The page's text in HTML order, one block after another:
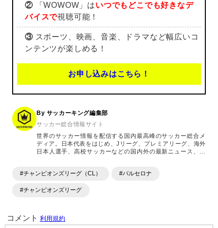
②「WOWOW」はいつでもどこでも好きなデ
バイスで視聴可能！
③スポーツ、映画、音楽、ドラマなど幅広いコ
ンテンツが楽しめる！
お申し込みはこちら！
By サッカーキング編集部
サッカー総合情報サイト
世界のサッカー情報を配信する国内最高峰のサッカー総合メ
ディア。日本代表をはじめ、Jリーグ、プレミアリーグ、海外
日本人選手、高校サッカーなどの国内外の最新ニュース、コ
ます。「X」「Instagram」「YouTube」「TikTok」など、
#チャンピオンズリーグ（CL） #バルセロナ
#チャンピオンズリーグ